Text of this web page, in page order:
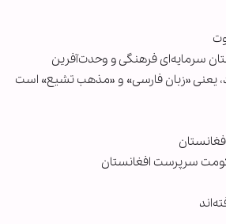
سرمایه‌ای فرهنگی و وحدت‌آفرین
یعنی «زبان فارسی» و «مذهب تشیع» است
سرپرست افغانستان